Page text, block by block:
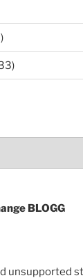
BLOGG
unsupported